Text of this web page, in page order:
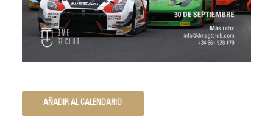
AÑADIR AL CALENDARIO